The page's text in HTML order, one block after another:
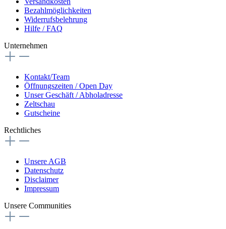
Bezahlmöglichkeiten
Widerrufsbelehrung
Hilfe / FAQ
Unternehmen
Kontakt/Team
Öffnungszeiten / Open Day
Unser Geschäft / Abholadresse
Zeltschau
Gutscheine
Rechtliches
Unsere AGB
Datenschutz
Disclaimer
Impressum
Unsere Communities